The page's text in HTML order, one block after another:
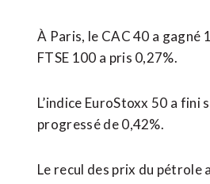
À Paris, le CAC 40 a gagné
FTSE 100 a pris 0,27%.
L’indice EuroStoxx 50 a
progressé de 0,42%.
Le recul des prix du pétrole